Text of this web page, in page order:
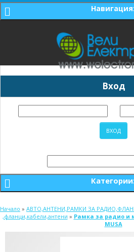
Навигация:
Вход
Категории:
Начало » АВТО,АНТЕНИ,РАМКИ ЗА
,фланци,кабели,антени » Рамка за радио и
MUSA